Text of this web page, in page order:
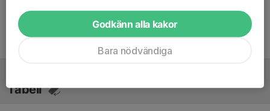
Tabell
Godkänn alla kakor
Bara nödvändiga